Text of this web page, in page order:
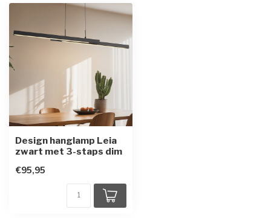
Design hanglamp Leia
zwart met 3-staps dim
€95,95